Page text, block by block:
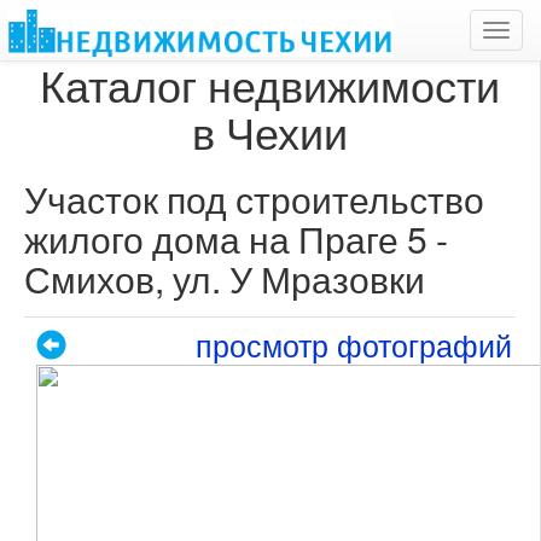
Каталог недвижимости
в Чехии
Участок под строительство
жилого дома на Праге 5 -
Смихов, ул. У Мразовки
просмотр фотографий